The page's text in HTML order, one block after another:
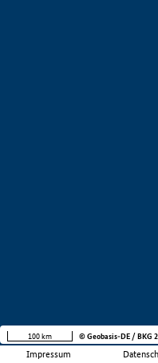
Impressum
100 km © Geobasis-DE / BKG